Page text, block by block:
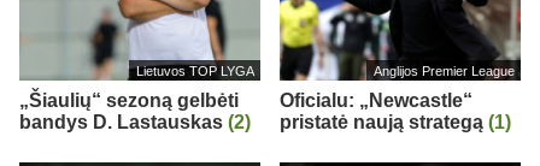
Lietuvos TOP LYGA
„Šiaulių“ sezoną gelbėti
bandys D. Lastauskas (2)
Anglijos Premier League
Oficialu: „Newcastle“
pristatė naują strategą (1)